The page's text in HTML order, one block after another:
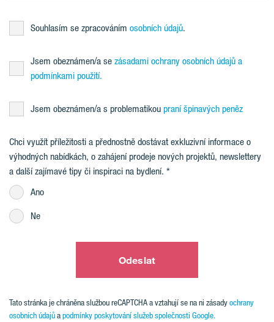
Souhlasím se zpracováním osobních údajů.
Jsem obeznámen/a se zásadami ochrany osobních údajů a
podmínkami použití.
Jsem obeznámen/a s problematikou praní špinavých peněz
Chci využít příležitosti a přednostně dostávat exkluzivní informace o
výhodných nabídkách, o zahájení prodeje nových projektů, newslettery
a další zajímavé tipy či inspiraci na bydlení.
Ano
Ne
Odeslat
Tato stránka je chráněna službou reCAPTCHA a vztahují se na ni zásadyochrany
osobních údajůapodmínky poskytování služeb společnosti Google.